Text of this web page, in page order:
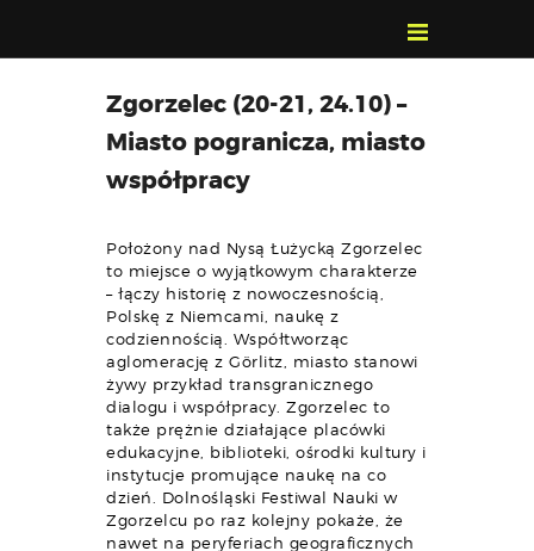
POZNAJ, POLUB,
PAMIĘTAJ!
O FESTIWALU
PROGRAM
WYSZUKIWARKA
WYDARZEŃ
Zgorzelec (20-21, 24.10) –
Miasto pogranicza, miasto
współpracy
Położony nad Nysą Łużycką Zgorzelec
to miejsce o wyjątkowym charakterze
– łączy historię z nowoczesnością,
Polskę z Niemcami, naukę z
codziennością. Współtworząc
aglomerację z Görlitz, miasto stanowi
żywy przykład transgranicznego
dialogu i współpracy. Zgorzelec to
także prężnie działające placówki
edukacyjne, biblioteki, ośrodki kultury i
instytucje promujące naukę na co
dzień. Dolnośląski Festiwal Nauki w
Zgorzelcu po raz kolejny pokaże, że
nawet na peryferiach geograficznych